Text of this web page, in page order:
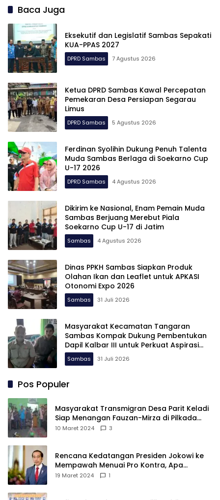
Baca Juga
Eksekutif dan Legislatif Sambas Sepakati
KUA-PPAS 2027
DPRD Sambas 7 Agustus 2026
Ketua DPRD Sambas Kawal Percepatan
Pemekaran Desa Persiapan Segarau
Limus
DPRD Sambas 5 Agustus 2026
Ferdinan Syolihin Dukung Penuh Talenta
Muda Sambas Berlaga di Soekarno Cup
U-17 2026
DPRD Sambas 4 Agustus 2026
Dikirim ke Nasional, Enam Pemain Muda
Sambas Berjuang Merebut Piala
Soekarno Cup U-17 di Jatim
Sambas 4 Agustus 2026
Dinas PPKH Sambas Siapkan Produk
Olahan Ikan dan Leaflet untuk APKASI
Otonomi Expo 2026
Sambas 31 Juli 2026
Masyarakat Kecamatan Tangaran
Sambas Kompak Dukung Pembentukan
Dapil Kalbar III untuk Perkuat Aspirasi
Perbatasan
Sambas 31 Juli 2026
Pos Populer
Masyarakat Transmigran Desa Parit Keladi
Siap Menangan Fauzan-Mirza di Pilkada
Kubu Raya
10 Maret 2024 3
Rencana Kedatangan Presiden Jokowi ke
Mempawah Menuai Pro Kontra, Apa
Sebabnya?
19 Maret 2024 1